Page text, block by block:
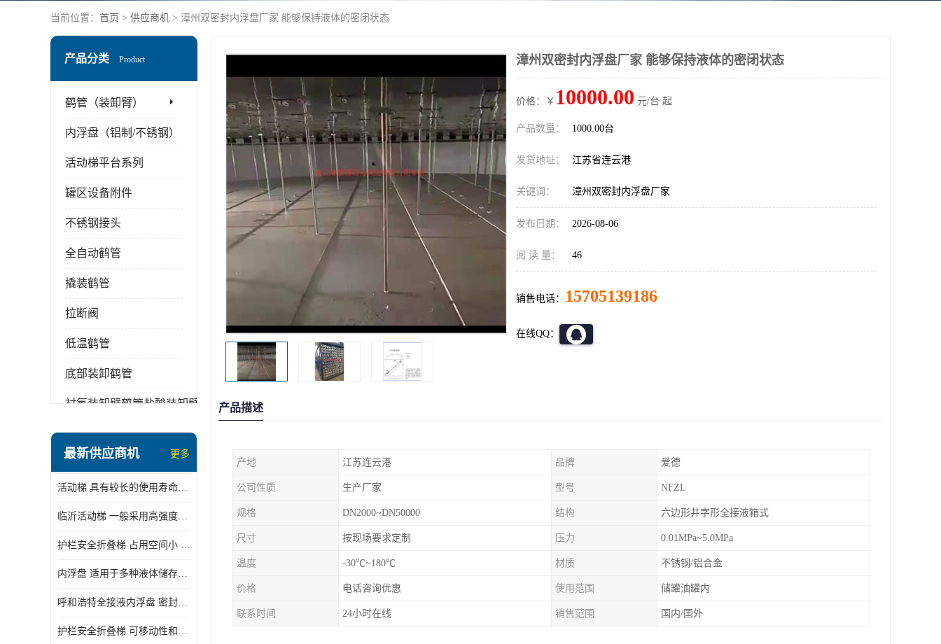
当前位置： 首页 > 供应商机 > 漳州双密封内浮盘厂家 能够保持液体的密闭状态
产品分类 Product
鹤管（装卸臂）
内浮盘（铝制/不锈钢）
活动梯平台系列
罐区设备附件
不锈钢接头
全自动鹤管
撬装鹤管
拉断阀
低温鹤管
底部装卸鹤管
衬氟装卸臂鹤管盐酸装卸臂
顶部装卸车鹤管
液氨液化气鹤管
定量装车系统
最新供应商机 更多
活动梯 具有较长的使用寿命和耐用性 一般采用高强度材料制造
临沂活动梯 一般采用高强度材料制造 可以用于多种不同的任务
护栏安全折叠梯 占用空间小 方便存放和搬运
内浮盘 适用于多种液体储存和运输 能够降低运输成本和维护成本
呼和浩特全接液内浮盘 密封性能好 有效保护液体质量
护栏安全折叠梯 可移动性和安全性较高 占用空间小
漳州双密封内浮盘厂家 能够保持液体的密闭状态
价格：￥ 10000.00 元/台 起
产品数量： 1000.00台
发货地址： 江苏省连云港
关键词： 漳州双密封内浮盘厂家
发布日期： 2026-08-06
阅 读 量： 46
销售电话： 15705139186
在线QQ：
产品描述
产地 江苏连云港 品牌 爱德
公司性质 生产厂家 型号 NFZL
规格 DN2000~DN50000 结构 六边形井字形全接液箱式
尺寸 按现场要求定制 压力 0.01MPa~5.0MPa
温度 -30℃~180℃ 材质 不锈钢/铝合金
价格 电话咨询优惠 使用范围 储罐油罐内
联系时间 24小时在线 销售范围 国内/国外